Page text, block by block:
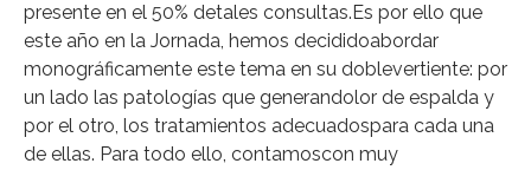
presente en el 50% detales consultas.Es por ello que
este año en la Jornada, hemos decididoabordar
monográficamente este tema en su doblevertiente: por
un lado las patologías que generandolor de espalda y
por el otro, los tratamientos adecuadospara cada una
de ellas. Para todo ello, contamoscon muy